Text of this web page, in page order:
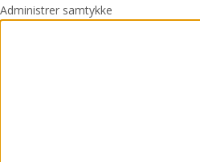
Administrer samtykke